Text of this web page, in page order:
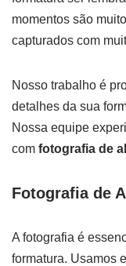
momentos são
capturados com
Nosso trabalho é
detalhes da sua
Nossa equipe
com fotografia de
Fotografia de
A fotografia é
formatura. Usamos